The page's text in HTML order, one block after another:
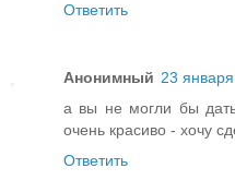
Ответить
Анонимный 23 января
а вы не могли бы
очень красиво - хочу
Ответить